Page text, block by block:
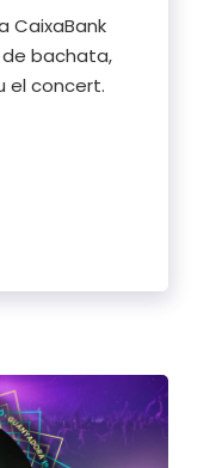
CaixaBank
bachata,
el concert.